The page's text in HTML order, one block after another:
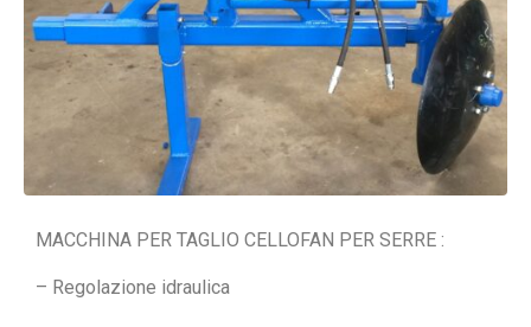
MACCHINA PER TAGLIO CELLOFAN PER SERRE :
– Regolazione idraulica